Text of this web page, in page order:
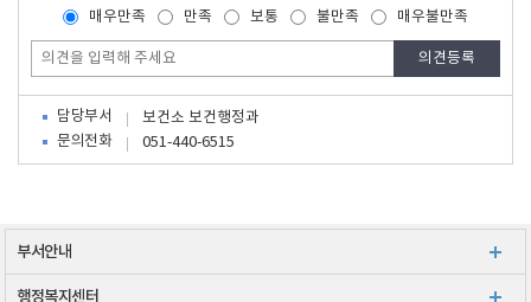
매우만족 만족 보통 불만족 매우불만족
담당부서
보건소 보건행정과
문의전화
051-440-6515
부서안내
행정복지센터